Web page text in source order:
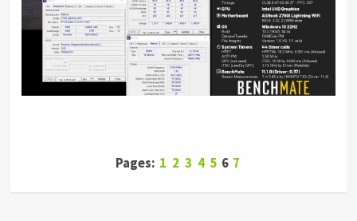
Pages: 1 2 3 4 5 6 7